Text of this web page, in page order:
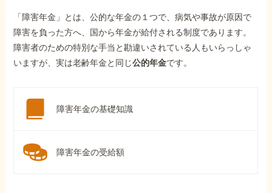
「障害年金」とは、公的な年金の１つで、病気や事故が原因で
障害を負った方へ、国から年金が給付される制度であります。
障害者のための特別な手当と勘違いされている人もいらっしゃ
いますが、実は老齢年金と同じ公的年金です。
障害年金の基礎知識
障害年金の受給額